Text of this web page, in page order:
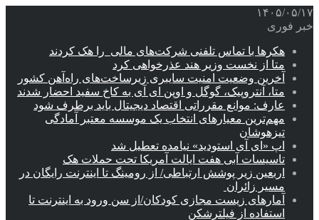
۱۴۰۵/۰۵/۱۷
خبر فوری
هکرها با تماس تلفنی شرکت‌های مالی را هک کردند
متا از نخست وزیر هند عذرخواهی کرد
آخرین وضعیت امنیت سایبری زیرساخت‌های راه‌آهن کشور
متا، آنتروپیک، گوگل و اوپن ای آی به کاخ سفید احضار شدند
عارف: موانع مقرراتی اقتصاد دیجیتال باید برطرف شود
مهم‌ترین معیارهای انتخاب یک موسسه معتبر آمادگی
تیزهوشان
اپ «ای آی استودید» نیامده تعطیل شد
تاسیسات آبی هفت ایالت آمریکا تحت حملات هک
اربعین زیر پوشش ارتباطی/ از رومینگ تا اینترنت رایگان در
مسیر زائران
آمارهای زیست مجازی کودکان/از سن ورود به اینترنت تا
استفاده از فیلترشکن